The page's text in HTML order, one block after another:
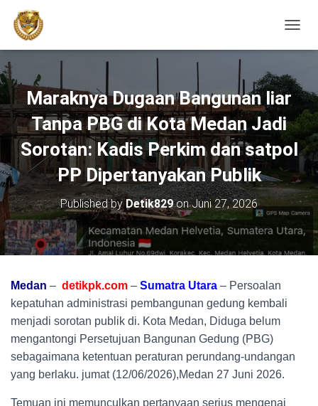
Maraknya Dugaan Bangunan liar
Tanpa PBG di Kota Medan Jadi
Sorotan: Kadis Perkim dan satpol
PP Dipertanyakan Publik
Published byDetik829onJuni 27, 2026
Medan – detikpk.com – Sumatra Utara – Persoalan
kepatuhan administrasi pembangunan gedung kembali
menjadi sorotan publik di. Kota Medan, Diduga belum
mengantongi Persetujuan Bangunan Gedung (PBG)
sebagaimana ketentuan peraturan perundang-undangan
yang berlaku. jumat (12/06/2026),Medan 27 Juni 2026.
Temuan ini memunculkan pertanyaan serius mengenai